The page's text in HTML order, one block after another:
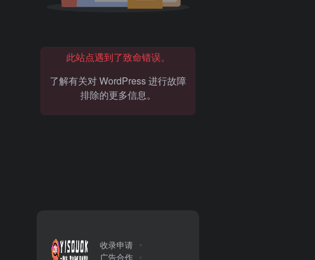
此站点遇到了致命错误。
了解有关对 WordPress 进行故障
排除的更多信息。
收录申请
广告合作